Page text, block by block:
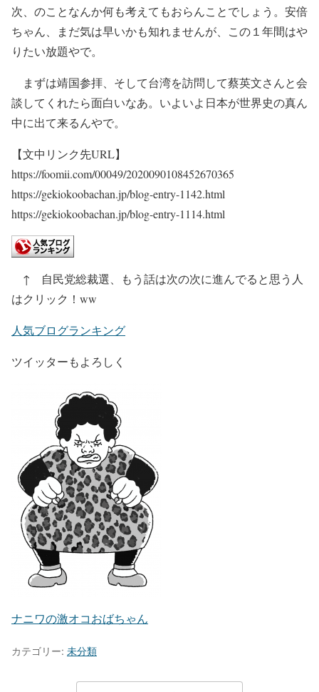
次、のことなんか何も考えてもおらんことでしょう。安倍
ちゃん、まだ気は早いかも知れませんが、この１年間はや
りたい放題やで。
まずは靖国参拝、そして台湾を訪問して蔡英文さんと会
談してくれたら面白いなあ。いよいよ日本が世界史の真ん
中に出て来るんやで。
【文中リンク先URL】
https://foomii.com/00049/2020090108452670365
https://gekiokoobachan.jp/blog-entry-1142.html
https://gekiokoobachan.jp/blog-entry-1114.html
↑ 自民党総裁選、もう話は次の次に進んでると思う人
はクリック！ww
人気ブログランキング
ツイッターもよろしく
ナニワの激オコおばちゃん
カテゴリー: 未分類